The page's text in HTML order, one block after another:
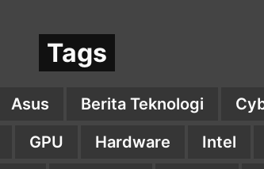
Tags
Asus Berita Teknologi
GPU Hardware Intel